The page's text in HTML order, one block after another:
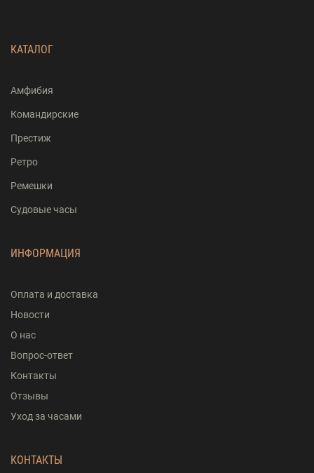
КАТАЛОГ
Амфибия
Командирские
Престиж
Ретро
Ремешки
Судовые часы
ИНФОРМАЦИЯ
Оплата и доставка
Новости
О нас
Вопрос-ответ
Контакты
Отзывы
Уход за часами
КОНТАКТЫ